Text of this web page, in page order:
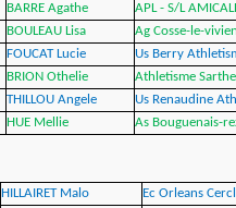
BARRE Agathe
APL - S/L
BOULEAU Lisa
Ag Cosse-le-
FOUCAT Lucie
Us Berry
BRION Othelie
Athletisme
THILLOU Angele
Us Renaudine
HUE Mellie As Bouguenais-
HILLAIRET Malo
Ec Orleans